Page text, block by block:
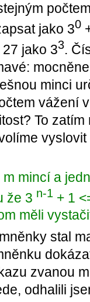
jako 30
jako 33.
minci
vážení
To
mincí a
že 3 n-1 + 1
měli
stal
zvanou
odhalili